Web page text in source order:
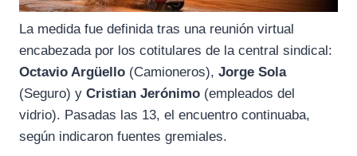
La medida fue definida tras una reunión virtual
encabezada por los cotitulares de la central sindical:
Octavio Argüello (Camioneros), Jorge Sola
(Seguro) y Cristian Jerónimo (empleados del
vidrio). Pasadas las 13, el encuentro continuaba,
según indicaron fuentes gremiales.